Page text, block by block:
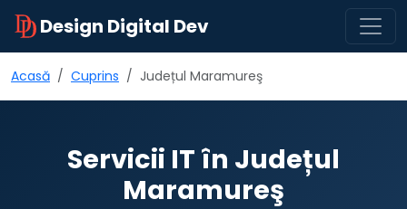
Design Digital Dev
Acasă Cuprins Județul Maramureş
Servicii IT în Județul
Maramureş